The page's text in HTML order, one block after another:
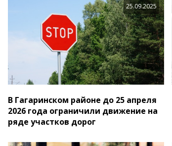
25.09.2025
В Гагаринском районе до 25 апреля
2026 года ограничили движение на
ряде участков дорог